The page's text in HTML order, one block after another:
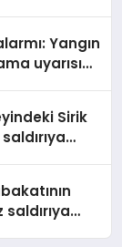
Yangın
uyarısı
Sirik